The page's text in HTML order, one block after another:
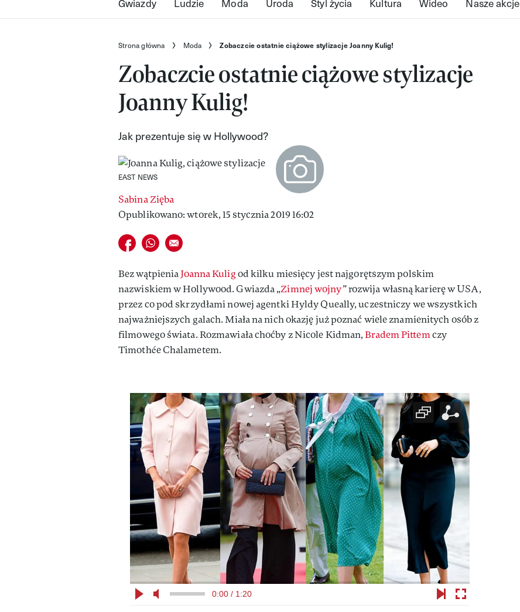
Strona główna Moda Zobaczcie ostatnie ciążowe stylizacje Joanny Kulig!
Zobaczcie ostatnie ciążowe stylizacje
Joanny Kulig!
Jak prezentuje się w Hollywood?
EAST NEWS
Sabina Zięba
Opublikowano: wtorek, 15 stycznia 2019 16:02
Udostępnij na facebook
Udostępnij na whatsapp
E-mail do przyjaciela
Bez wątpieniaJoanna Kuligod kilku miesięcy jest najgorętszym polskim
nazwiskiem w Hollywood. Gwiazda „Zimnej wojny” rozwija własną karierę w USA,
przez co pod skrzydłami nowej agentki Hyldy Queally, uczestniczy we wszystkich
najważniejszych galach. Miała na nich okazję już poznać wiele znamienitych osób z
filmowego świata. Rozmawiała choćby z Nicole Kidman,Bradem Pittemczy
Timothée Chalametem.
0:00 / 1:20